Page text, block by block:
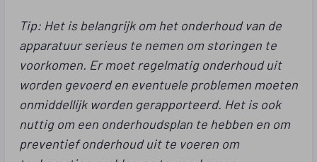
Tip: Het is belangrijk om het onderhoud van de
apparatuur serieus te nemen om storingen te
voorkomen. Er moet regelmatig onderhoud uit
worden gevoerd en eventuele problemen moeten
onmiddellijk worden gerapporteerd. Het is ook
nuttig om een onderhoudsplan te hebben en om
preventief onderhoud uit te voeren om